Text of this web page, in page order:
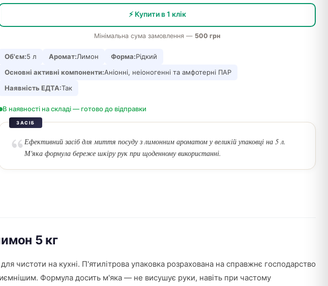
⚡ Купити в 1 клік
Мінімальна сума замовлення — 500 грн
Об'єм:5 л Аромат:Лимон Форма:Рідкий
Основні активні компоненти:Аніонні, неіоногенні та амфотерні ПАР
Наявність ЕДТА:Так
В наявності на складі — готово до відправки
ЗАСІБ
Ефективний засіб для миття посуду з лимонним ароматом у великій упаковці на 5 л.
М'яка формула береже шкіру рук при щоденному використанні.
5 кг
чистоти на кухні. П'ятилітрова упаковка розрахована на справжнє господарство
Формула досить м'яка — не висушує руки, навіть при частому